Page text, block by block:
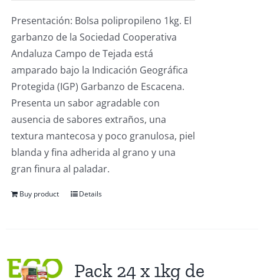
Presentación: Bolsa polipropileno 1kg. El
garbanzo de la Sociedad Cooperativa
Andaluza Campo de Tejada está
amparado bajo la Indicación Geográfica
Protegida (IGP) Garbanzo de Escacena.
Presenta un sabor agradable con
ausencia de sabores extraños, una
textura mantecosa y poco granulosa, piel
blanda y fina adherida al grano y una
gran finura al paladar.
Buy product Details
Pack 24 x 1kg de